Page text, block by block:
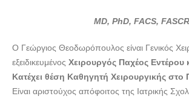
ΓΕΝΙΚΟΣ ΧΕΙΡΟΥΡΓΟΣ ΚΟΛΩΝΑΚΙ
ΓΕΝΙΚΟΣ ΧΕΙΡΟΥΡΓΟΣ ΚΟΛΩΝΑΚΙ
ΘΕΟΔΩΡΟΠΟΥΛΟΣ ΓΕΩΡΓΙΟΣ---
ΓΕΝΙΚΟΣ ΧΕΙΡΟΥΡΓΟΣ ΚΟΛΩΝΑΚΙ
MD, PhD, FACS,
Ο Γεώργιος Θεοδωρόπουλος είναι Γενικός
εξειδικευμένος Χειρουργός Παχέος Εντέρου
Κατέχει θέση Καθηγητή Χειρουργικής
Είναι αριστούχος απόφοιτος της Ιατρικής